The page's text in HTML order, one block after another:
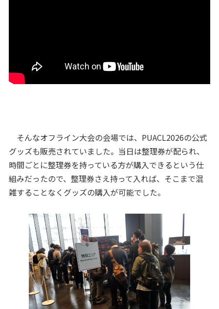
そんなオフライン大会の会場では、PUACL2026の公式
グッズも販売されていました。当日は整理券が配られ、
時間ごとに整理券を持っている方が購入できるという仕
組みだったので、整理券さえ持って入れば、そこまで混
雑することなくグッズの購入が可能でした。